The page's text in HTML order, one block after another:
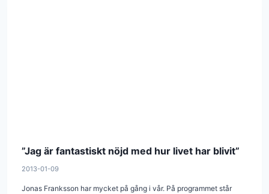
”Jag är fantastiskt nöjd med hur livet har blivit”
2013-01-09
Jonas Franksson har mycket på gång i vår. På programmet står